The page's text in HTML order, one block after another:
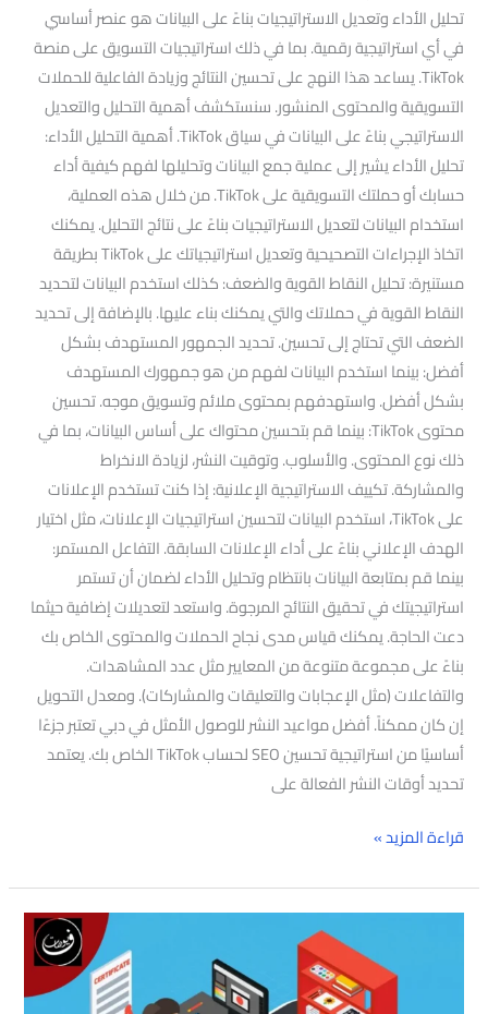
تحليل الأداء وتعديل الاستراتيجيات بناءً على البيانات هو عنصر أساسي
في أي استراتيجية رقمية. بما في ذلك استراتيجيات التسويق على منصة
TikTok. يساعد هذا النهج على تحسين النتائج وزيادة الفاعلية للحملات
التسويقية والمحتوى المنشور. سنستكشف أهمية التحليل والتعديل
الاستراتيجي بناءً على البيانات في سياق TikTok. أهمية التحليل الأداء:
تحليل الأداء يشير إلى عملية جمع البيانات وتحليلها لفهم كيفية أداء
حسابك أو حملتك التسويقية على TikTok. من خلال هذه العملية،
استخدام البيانات لتعديل الاستراتيجيات بناءً على نتائج التحليل. يمكنك
اتخاذ الإجراءات التصحيحية وتعديل استراتيجياتك على TikTok بطريقة
مستنيرة: تحليل النقاط القوية والضعف: كذلك استخدم البيانات لتحديد
النقاط القوية في حملاتك والتي يمكنك بناء عليها. بالإضافة إلى تحديد
الضعف التي تحتاج إلى تحسين. تحديد الجمهور المستهدف بشكل
أفضل: بينما استخدم البيانات لفهم من هو جمهورك المستهدف
بشكل أفضل. واستهدفهم بمحتوى ملائم وتسويق موجه. تحسين
محتوى TikTok: بينما قم بتحسين محتواك على أساس البيانات، بما في
ذلك نوع المحتوى. والأسلوب. وتوقيت النشر، لزيادة الانخراط
والمشاركة. تكييف الاستراتيجية الإعلانية: إذا كنت تستخدم الإعلانات
على TikTok، استخدم البيانات لتحسين استراتيجيات الإعلانات، مثل اختيار
الهدف الإعلاني بناءً على أداء الإعلانات السابقة. التفاعل المستمر:
بينما قم بمتابعة البيانات بانتظام وتحليل الأداء لضمان أن تستمر
استراتيجيتك في تحقيق النتائج المرجوة. واستعد لتعديلات إضافية حيثما
دعت الحاجة. يمكنك قياس مدى نجاح الحملات والمحتوى الخاص بك
بناءً على مجموعة متنوعة من المعايير مثل عدد المشاهدات.
والتفاعلات (مثل الإعجابات والتعليقات والمشاركات). ومعدل التحويل
إن كان ممكناً. أفضل مواعيد النشر للوصول الأمثل في دبي تعتبر جزءًا
أساسيًا من استراتيجية تحسين SEO لحساب TikTok الخاص بك. يعتمد
تحديد أوقات النشر الفعالة على
قراءة المزيد »